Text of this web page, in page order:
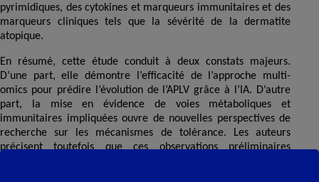
pyrimidiques, des cytokines et marqueurs immunitaires et des
marqueurs cliniques tels que la sévérité de la dermatite
atopique.
En résumé, cette étude conduit à deux constats majeurs.
D’une part, elle démontre l’efficacité de l’approche multi-
omics pour prédire l’évolution de l’APLV grâce à l’IA. D’autre
part, la mise en évidence de voies métaboliques et
immunitaires impliquées ouvre de nouvelles perspectives de
recherche sur les mécanismes de tolérance. Les auteurs
précisent toutefois que ces observations préliminaires